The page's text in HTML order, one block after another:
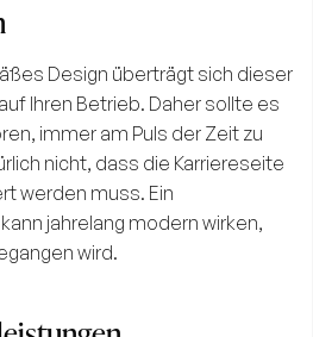
Design überträgt sich dieser
Ihren Betrieb. Daher sollte es
immer am Puls der Zeit zu
nicht, dass die Karriereseite
werden muss. Ein
jahrelang modern wirken,
wird.